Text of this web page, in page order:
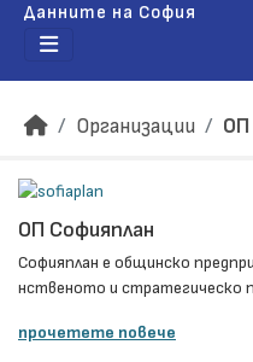
Данните на София
Организации ОП
ОП Софияплан
Софияплан e общинско
нственото и стратегическо
прочетете повече